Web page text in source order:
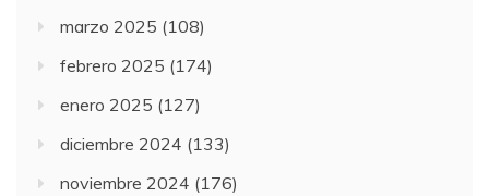
marzo 2025 (108)
febrero 2025 (174)
enero 2025 (127)
diciembre 2024 (133)
noviembre 2024 (176)